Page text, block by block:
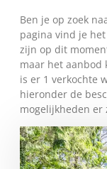
Ben je op zoek
pagina vind je
zijn op dit
maar het aanbod
is er 1 verkochte
hieronder de
mogelijkheden er